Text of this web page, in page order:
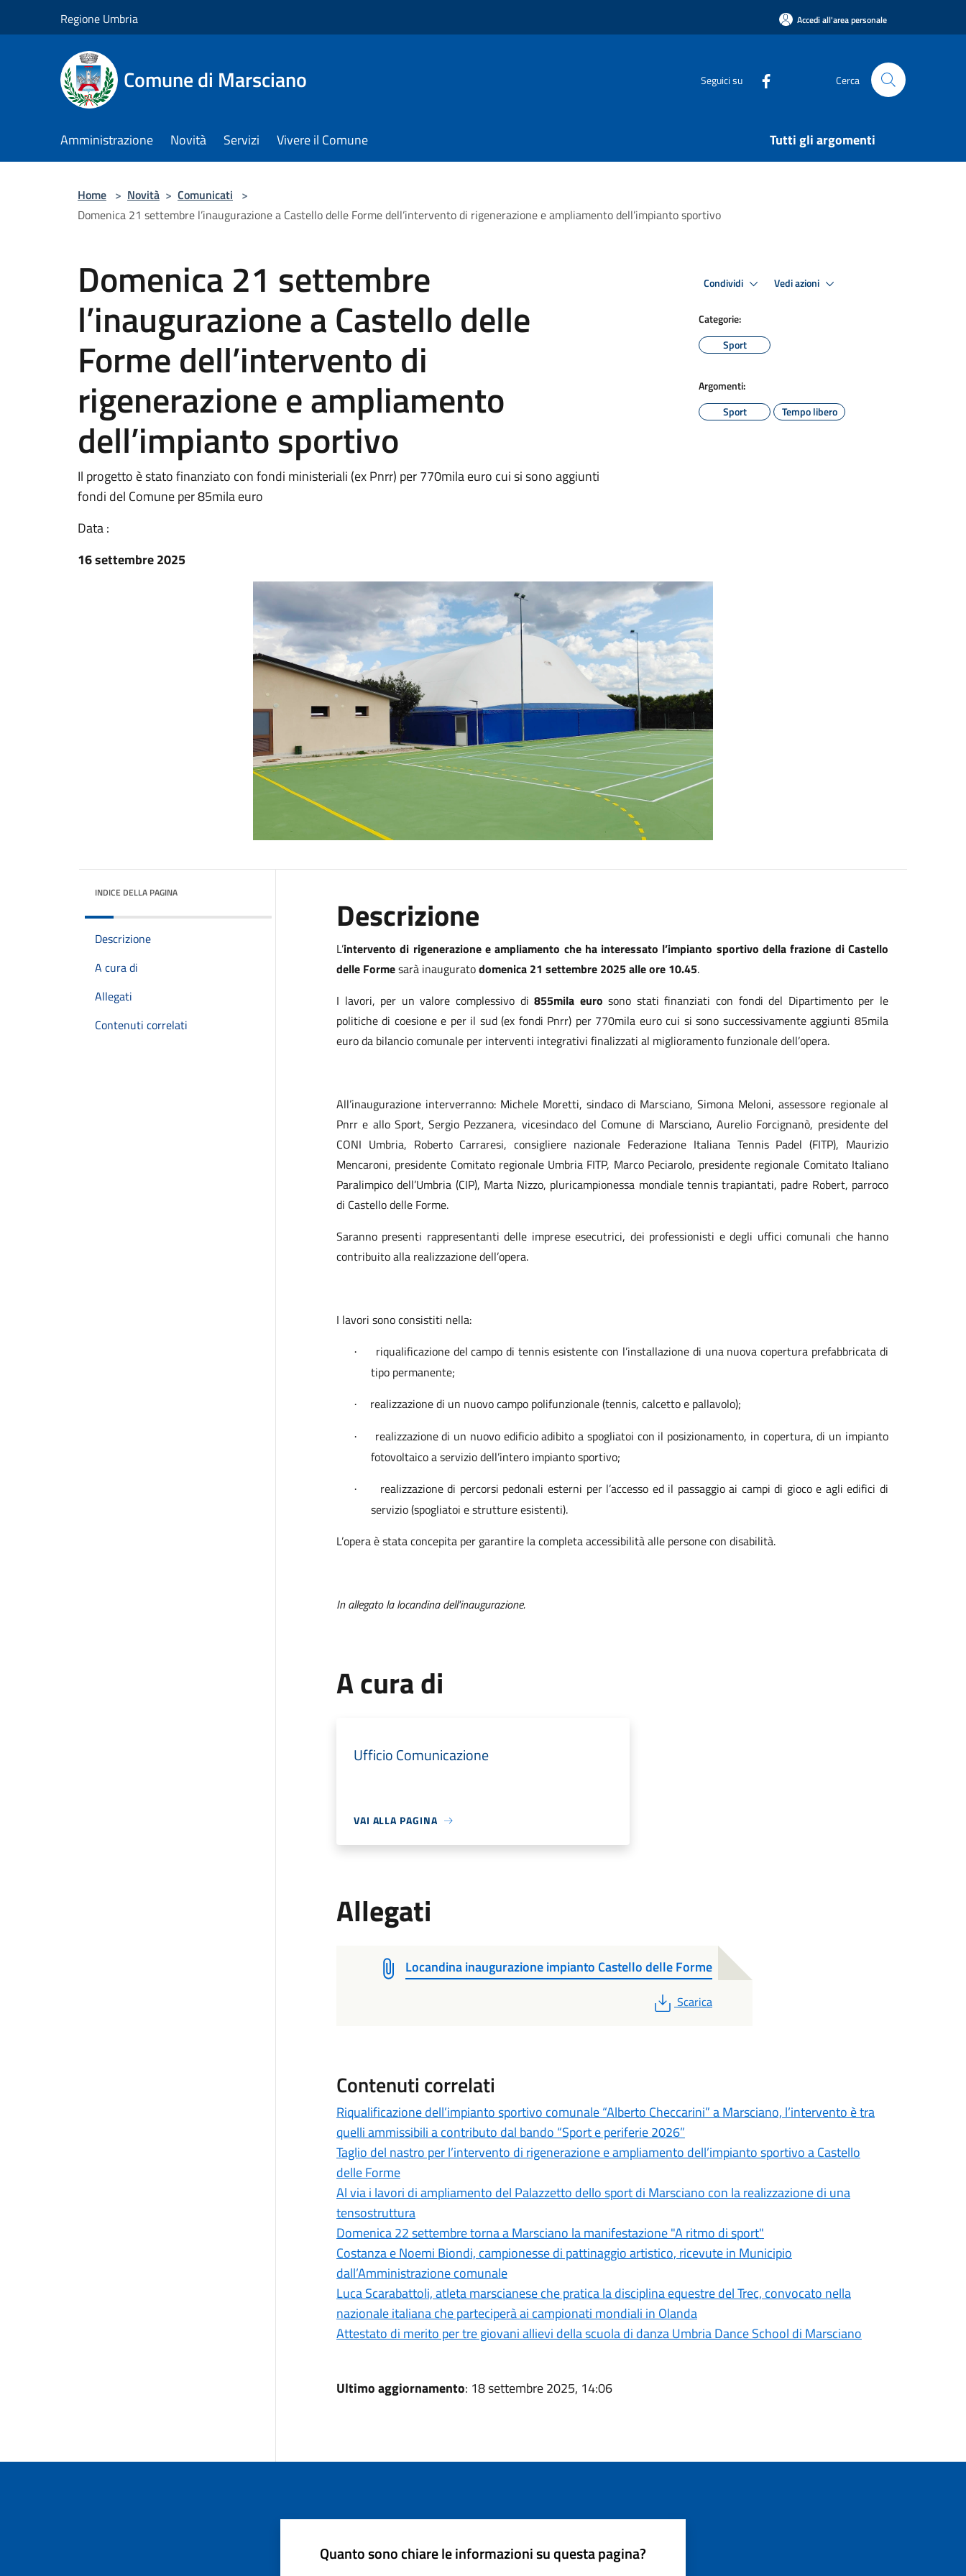
Regione Umbria Accedi all'area personale
Comune di Marsciano Seguici su Cerca
Amministrazione Novità Servizi Vivere il Comune Tutti gli argomenti
Home > Novità > Comunicati >
Domenica 21 settembre l’inaugurazione a Castello delle Forme dell’intervento di rigenerazione e ampliamento dell’impianto sportivo
Domenica 21 settembre
l’inaugurazione a Castello delle
Forme dell’intervento di
rigenerazione e ampliamento
dell’impianto sportivo
Il progetto è stato finanziato con fondi ministeriali (ex Pnrr) per 770mila euro cui si sono aggiunti
fondi del Comune per 85mila euro
Data :
16 settembre 2025
Condividi Vedi azioni
Categorie:
Sport
Argomenti:
Sport
Tempo libero
INDICE DELLA PAGINA
Descrizione
A cura di
Allegati
Contenuti correlati
Descrizione
L’intervento di rigenerazione e ampliamento che ha interessato l’impianto sportivo della frazione di Castello
delle Formesarà inauguratodomenica 21 settembre 2025 alle ore 10.45.
I lavori, per un valore complessivo di855mila euro sono stati finanziati con fondi del Dipartimento per le
politiche di coesione e per il sud (ex fondi Pnrr) per 770mila euro cui si sono successivamente aggiunti 85mila
euro da bilancio comunale per interventi integrativi finalizzati al miglioramento funzionale dell’opera.
All’inaugurazione interverranno: Michele Moretti, sindaco di Marsciano, Simona Meloni, assessore regionale al
Pnrr e allo Sport, Sergio Pezzanera, vicesindaco del Comune di Marsciano, Aurelio Forcignanò, presidente del
CONI Umbria, Roberto Carraresi, consigliere nazionale Federazione Italiana Tennis Padel (FITP), Maurizio
Mencaroni, presidente Comitato regionale Umbria FITP, Marco Peciarolo, presidente regionale Comitato Italiano
Paralimpico dell’Umbria (CIP), Marta Nizzo, pluricampionessa mondiale tennis trapiantati, padre Robert, parroco
di Castello delle Forme.
Saranno presenti rappresentanti delle imprese esecutrici, dei professionisti e degli uffici comunali che hanno
contribuito alla realizzazione dell’opera.
I lavori sono consistiti nella:
·
riqualificazione del campo di tennis esistente con l’installazione di una nuova copertura prefabbricata di
tipo permanente;
· realizzazione di un nuovo campo polifunzionale (tennis, calcetto e pallavolo);
·
realizzazione di un nuovo edificio adibito a spogliatoi con il posizionamento, in copertura, di un impianto
fotovoltaico a servizio dell’intero impianto sportivo;
·
realizzazione di percorsi pedonali esterni per l’accesso ed il passaggio ai campi di gioco e agli edifici di
servizio (spogliatoi e strutture esistenti).
L’opera è stata concepita per garantire la completa accessibilità alle persone con disabilità.
In allegato la locandina dell'inaugurazione.
A cura di
Ufficio Comunicazione
VAI ALLA PAGINA
Allegati
Locandina inaugurazione impianto Castello delle Forme
PDF
Scarica
Contenuti correlati
Riqualificazione dell’impianto sportivo comunale “Alberto Checcarini” a Marsciano, l’intervento è tra
quelli ammissibili a contributo dal bando “Sport e periferie 2026”
Taglio del nastro per l’intervento di rigenerazione e ampliamento dell’impianto sportivo a Castello
delle Forme
Al via i lavori di ampliamento del Palazzetto dello sport di Marsciano con la realizzazione di una
tensostruttura
Domenica 22 settembre torna a Marsciano la manifestazione "A ritmo di sport"
Costanza e Noemi Biondi, campionesse di pattinaggio artistico, ricevute in Municipio
dall’Amministrazione comunale
Luca Scarabattoli, atleta marscianese che pratica la disciplina equestre del Trec, convocato nella
nazionale italiana che parteciperà ai campionati mondiali in Olanda
Attestato di merito per tre giovani allievi della scuola di danza Umbria Dance School di Marsciano
Ultimo aggiornamento: 18 settembre 2025, 14:06
Quanto sono chiare le informazioni su questa pagina?